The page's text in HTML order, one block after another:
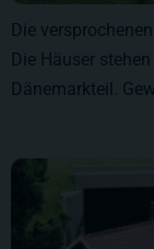
Die
Die Häuser
Dänemarkteil.